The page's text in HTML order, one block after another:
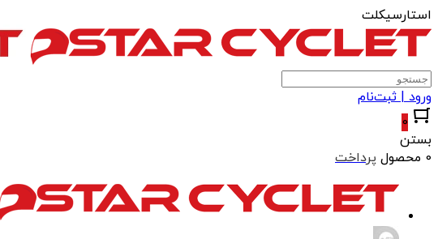
استارسیکلت
ورود | ثبت‌نام
0
بستن
0 محصول
پرداخت